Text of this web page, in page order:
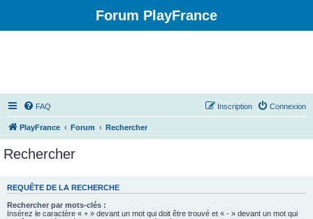
Forum PlayFrance
FAQ Connexion
Inscription
PlayFrance Forum Rechercher
Rechercher
REQUÊTE DE LA RECHERCHE
Rechercher par mots-clés :
Insérez le caractère « + » devant un mot qui doit être trouvé et « - » devant un mot qui